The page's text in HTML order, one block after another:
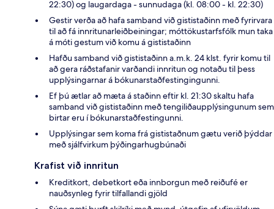
22:30) og laugardaga - sunnudaga (kl. 08:00 - kl. 22:30)
Gestir verða að hafa samband við gististaðinn með fyrirvara
til að fá innritunarleiðbeiningar; móttökustarfsfólk mun taka
á móti gestum við komu á gististaðinn
Hafðu samband við gististaðinn a.m.k. 24 klst. fyrir komu til
að gera ráðstafanir varðandi innritun og notaðu til þess
upplýsingarnar á bókunarstaðfestingingunni.
Ef þú ætlar að mæta á staðinn eftir kl. 21:30 skaltu hafa
samband við gististaðinn með tengiliðaupplýsingunum sem
birtar eru í bókunarstaðfestingunni.
Upplýsingar sem koma frá gististaðnum gætu verið þýddar
með sjálfvirkum þýðingarhugbúnaði
Krafist við innritun
Kreditkort, debetkort eða innborgun með reiðufé er
nauðsynleg fyrir tilfallandi gjöld